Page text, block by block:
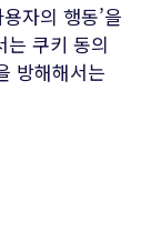
자의 행동’을
는 쿠키 동의
방해해서는